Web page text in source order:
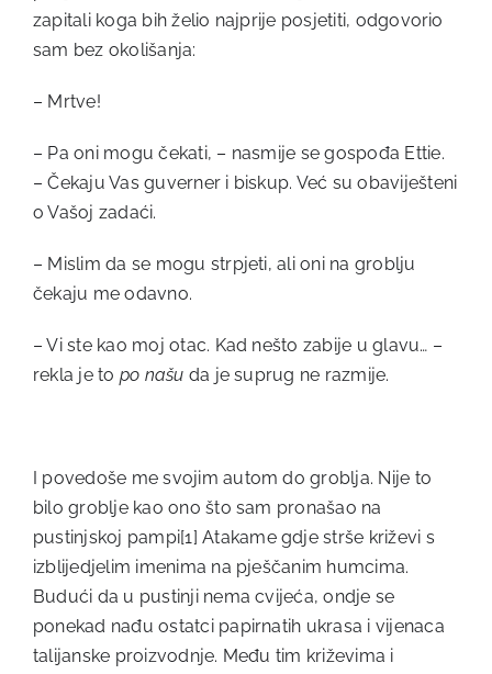
zapitali koga bih želio najprije posjetiti, odgovorio
sam bez okolišanja:
– Mrtve!
– Pa oni mogu čekati, – nasmije se gospođa Ettie.
– Čekaju Vas guverner i biskup. Već su obaviješteni
o Vašoj zadaći.
– Mislim da se mogu strpjeti, ali oni na groblju
čekaju me odavno.
– Vi ste kao moj otac. Kad nešto zabije u glavu… –
rekla je to po našu da je suprug ne razmije.
I povedoše me svojim autom do groblja. Nije to
bilo groblje kao ono što sam pronašao na
pustinjskoj pampi[1] Atakame gdje strše križevi s
izblijedjelim imenima na pješčanim humcima.
Budući da u pustinji nema cvijeća, ondje se
ponekad nađu ostatci papirnatih ukrasa i vijenaca
talijanske proizvodnje. Među tim križevima i